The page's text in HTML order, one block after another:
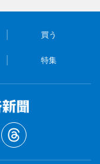
買う
特集